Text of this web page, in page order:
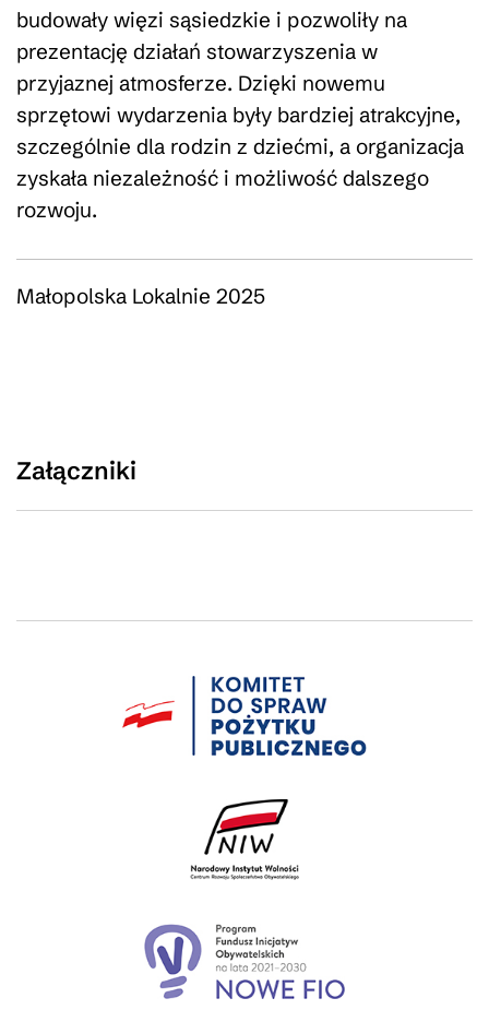
budowały więzi sąsiedzkie i pozwoliły na
prezentację działań stowarzyszenia w
przyjaznej atmosferze. Dzięki nowemu
sprzętowi wydarzenia były bardziej atrakcyjne,
szczególnie dla rodzin z dziećmi, a organizacja
zyskała niezależność i możliwość dalszego
rozwoju.
Małopolska Lokalnie 2025
Załączniki